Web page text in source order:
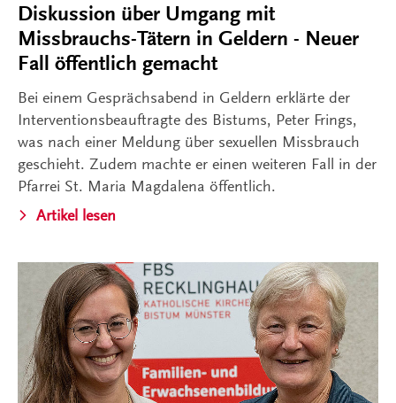
Diskussion über Umgang mit
Missbrauchs-Tätern in Geldern - Neuer
Fall öffentlich gemacht
Bei einem Gesprächsabend in Geldern erklärte der
Interventionsbeauftragte des Bistums, Peter Frings,
was nach einer Meldung über sexuellen Missbrauch
geschieht. Zudem machte er einen weiteren Fall in der
Pfarrei St. Maria Magdalena öffentlich.
Artikel lesen